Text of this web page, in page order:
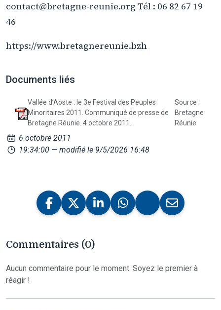
contact@bretagne-reunie.org Tél : 06 82 67 19
46
https://www.bretagnereunie.bzh
Documents liés
Vallée d’Aoste : le 3e Festival des Peuples
Minoritaires 2011. Communiqué de presse de
Bretagne Réunie. 4 octobre 2011.
Source :
Bretagne
Réunie
6 octobre 2011
19:34:00 — modifié le 9/5/2026 16:48
Commentaires (0)
Aucun commentaire pour le moment. Soyez le premier à
réagir !